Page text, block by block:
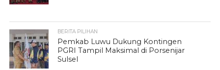
BERITA PILIHAN
Pemkab Luwu Dukung Kontingen
PGRI Tampil Maksimal di Porsenijar
Sulsel